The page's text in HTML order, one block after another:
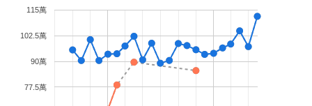
77.5萬
90萬
102.5萬
115萬